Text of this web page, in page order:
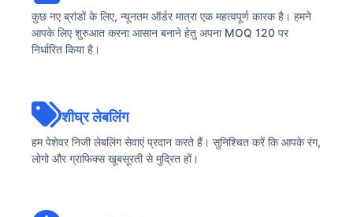
कुछ नए ब्रांडों के लिए, न्यूनतम ऑर्डर मात्रा एक महत्वपूर्ण कारक है। हमने
आपके लिए शुरुआत करना आसान बनाने हेतु अपना MOQ 120 पर
निर्धारित किया है।
शीघ्र लेबलिंग
हम पेशेवर निजी लेबलिंग सेवाएं प्रदान करते हैं। सुनिश्चित करें कि आपके रंग,
लोगो और ग्राफिक्स खूबसूरती से मुद्रित हों।